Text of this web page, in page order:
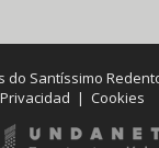
do Santíssimo
Privacidad | Cookies